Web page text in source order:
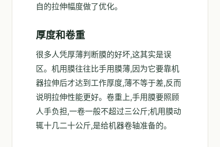
自的拉伸幅度做了优化。
厚度和卷重
很多人凭厚薄判断膜的好坏,这其实是误
区。机用膜往往比手用膜薄,因为它要靠机
器拉伸后才达到工作厚度,薄不等于差,反而
说明拉伸性能更好。卷重上,手用膜要照顾
人手负担,一卷一般不超过三公斤;机用膜动
辄十几二十公斤,是给机器卷轴准备的。